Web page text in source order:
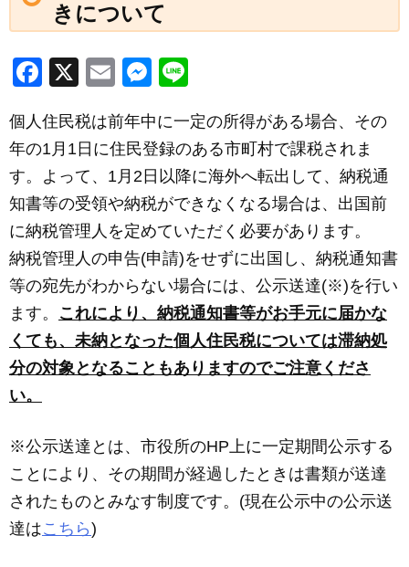
きについて
F
c
e
b
o
o
k
X
E
ail
M
ss
e
n
g
er
e
個人住民税は前年中に一定の所得がある場合、その
年の1月1日に住民登録のある市町村で課税されま
す。よって、1月2日以降に海外へ転出して、納税通
知書等の受領や納税ができなくなる場合は、出国前
に納税管理人を定めていただく必要があります。
納税管理人の申告(申請)をせずに出国し、納税通知書
等の宛先がわからない場合には、公示送達(※)を行い
ます。 これにより、納税通知書等がお手元に届かな
くても、未納となった個人住民税については滞納処
分の対象となることもありますのでご注意くださ
い。
※公示送達とは、市役所のHP上に一定期間公示する
ことにより、その期間が経過したときは書類が送達
されたものとみなす制度です。(現在公示中の公示送
達はこちら)